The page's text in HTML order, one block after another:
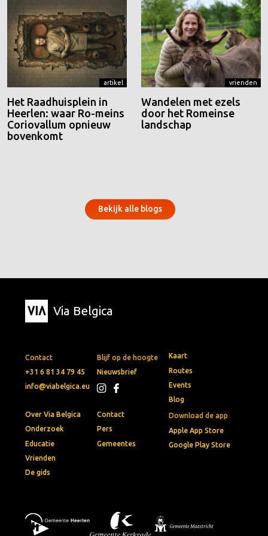
artikel
Het Raadhuisplein in
Heerlen: waar Ro-meins
Coriovallum opnieuw
bovenkomt
vrienden
Wandelen met ezels
door het Romeinse
landschap
Bekijk alle blogs
Via Belgica
Contact
+31 6 81 34 79 45
info@viabelgica.eu
Blijf op de hoogte
Nieuwsbrief
Download de app
Apple App Store
Google Play Store
Kaart
Routes
Events
Blog
Over Via Belgica
Onderzoek
Educatie
Vrienden
De gids
Contact
Pers
Gemeentes